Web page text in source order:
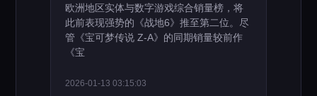
欧洲地区实体与数字游戏综合销量榜，将
此前表现强势的《战地6》推至第二位。尽
管《宝可梦传说 Z-A》的同期销量较前作
《宝
2026-01-13 03:15:03